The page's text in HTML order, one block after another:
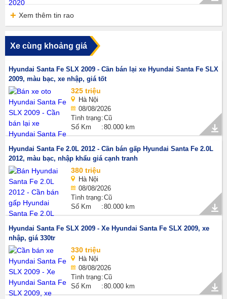
Xem thêm tin rao
Xe cùng khoảng giá
Hyundai Santa Fe SLX 2009 - Cần bán lại xe Hyundai Santa Fe SLX
2009, màu bạc, xe nhập, giá tốt
325 triệu
Hà Nội
08/08/2026
Tình trạng Cũ
Số Km
80.000 km
Hyundai Santa Fe 2.0L 2012 - Cần bán gấp Hyundai Santa Fe 2.0L
2012, màu bạc, nhập khẩu giá cạnh tranh
380 triệu
Hà Nội
08/08/2026
Tình trạng Cũ
Số Km
80.000 km
Hyundai Santa Fe SLX 2009 - Xe Hyundai Santa Fe SLX 2009, xe
nhập, giá 330tr
330 triệu
Hà Nội
08/08/2026
Tình trạng Cũ
Số Km
80.000 km